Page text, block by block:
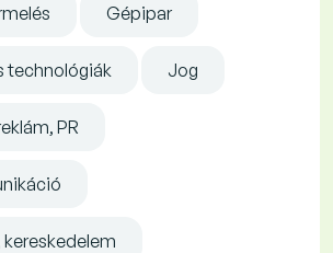
Gépipar
technológiák Jog
PR